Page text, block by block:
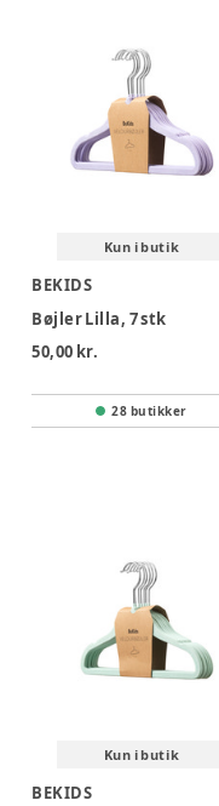
Kun i butik
BEKIDS
Bøjler Lilla, 7 stk
50,00 kr.
28 butikker
Kun i butik
BEKIDS